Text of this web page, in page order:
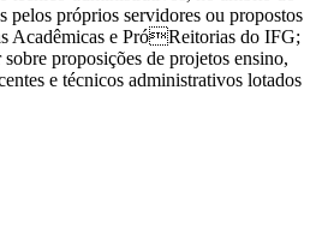
pelos próprios servidores ou propostos
Acadêmicas e PróReitorias do IFG;
proposições de projetos ensino,
e técnicos administrativos lotados